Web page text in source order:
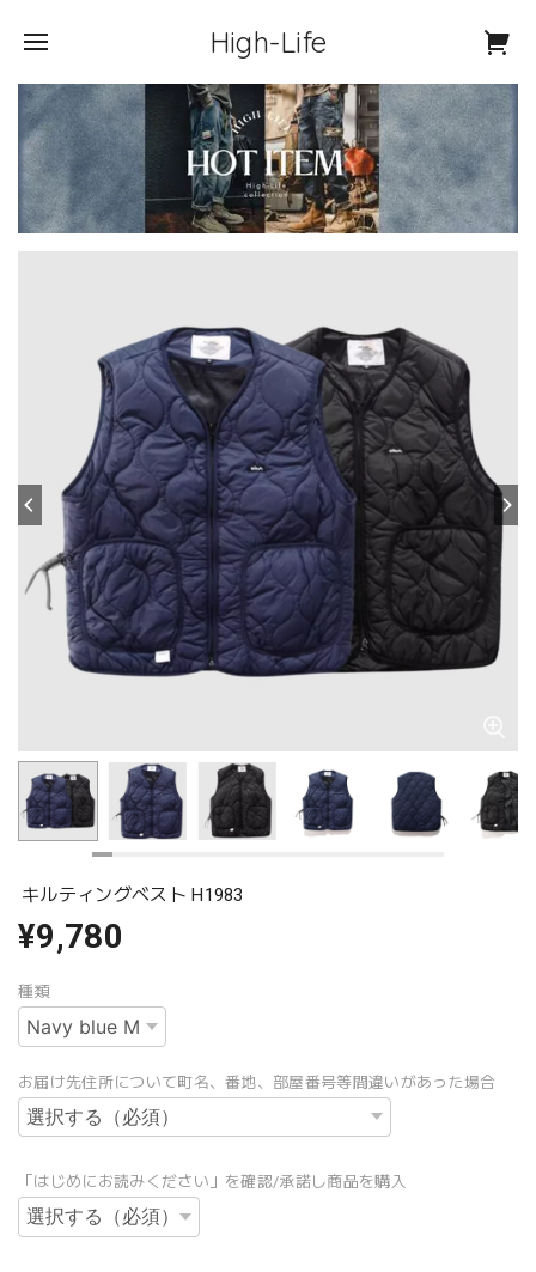
High-Life
キルティングベスト H1983
¥9,780
種類
お届け先住所について町名、番地、部屋番号等間違いがあった場合
「はじめにお読みください」を確認/承諾し商品を購入